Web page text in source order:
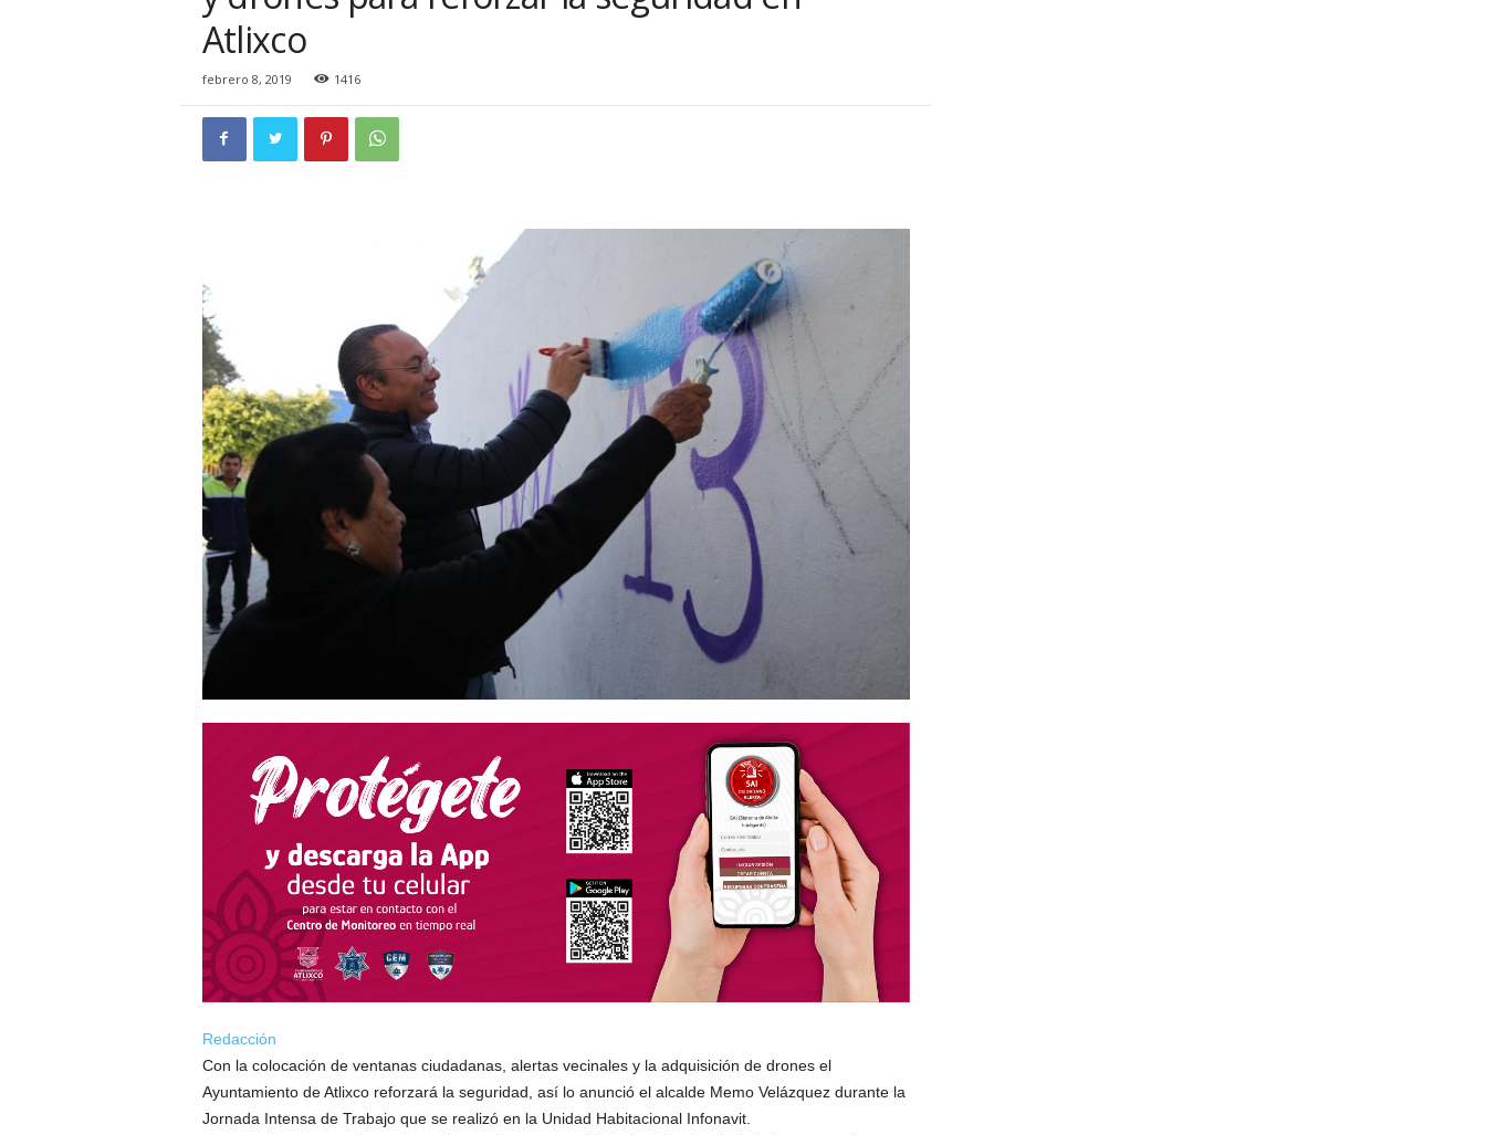
Atlixco
febrero 8, 2019 1416
Redacción
Con la colocación de ventanas ciudadanas, alertas vecinales y la adquisición de drones el
Ayuntamiento de Atlixco reforzará la seguridad, así lo anunció el alcalde Memo Velázquez durante la
Jornada Intensa de Trabajo que se realizó en la Unidad Habitacional Infonavit.